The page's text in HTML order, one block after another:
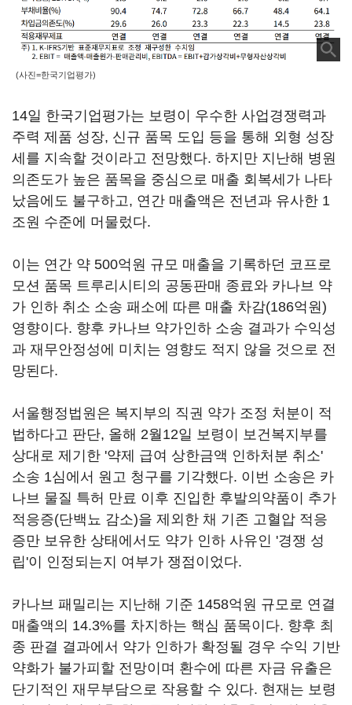
(사진=한국기업평가)
14일 한국기업평가는 보령이 우수한 사업경쟁력과
주력 제품 성장, 신규 품목 도입 등을 통해 외형 성장
세를 지속할 것이라고 전망했다. 하지만 지난해 병원
의존도가 높은 품목을 중심으로 매출 회복세가 나타
났음에도 불구하고, 연간 매출액은 전년과 유사한 1
조원 수준에 머물렀다.
이는 연간 약 500억원 규모 매출을 기록하던 코프로
모션 품목 트루리시티의 공동판매 종료와 카나브 약
가 인하 취소 소송 패소에 따른 매출 차감(186억원)
영향이다. 향후 카나브 약가인하 소송 결과가 수익성
과 재무안정성에 미치는 영향도 적지 않을 것으로 전
망된다.
서울행정법원은 복지부의 직권 약가 조정 처분이 적
법하다고 판단, 올해 2월12일 보령이 보건복지부를
상대로 제기한 '약제 급여 상한금액 인하처분 취소'
소송 1심에서 원고 청구를 기각했다. 이번 소송은 카
나브 물질 특허 만료 이후 진입한 후발의약품이 추가
적응증(단백뇨 감소)을 제외한 채 기존 고혈압 적응
증만 보유한 상태에서도 약가 인하 사유인 '경쟁 성
립'이 인정되는지 여부가 쟁점이었다.
카나브 패밀리는 지난해 기준 1458억원 규모로 연결
매출액의 14.3%를 차지하는 핵심 품목이다. 향후 최
종 판결 결과에서 약가 인하가 확정될 경우 수익 기반
약화가 불가피할 전망이며 환수에 따른 자금 유출은
단기적인 재무부담으로 작용할 수 있다. 현재는 보령